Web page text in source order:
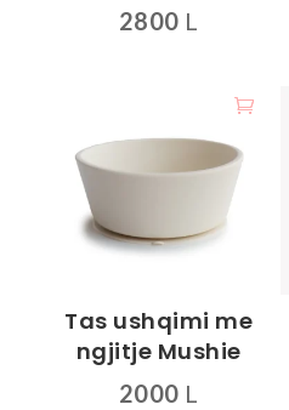
2800 L
disa
variante.
Mundësitë
mund
te
faqja
Tas ushqimi me
ngjitje Mushie
2000 L